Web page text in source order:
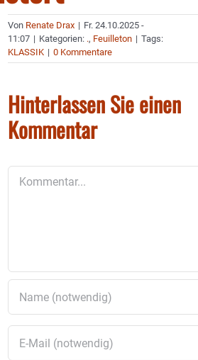
Von Renate Drax | Fr. 24.10.2025 -
11:07 | Kategorien: ., Feuilleton | Tags:
KLASSIK | 0 Kommentare
Hinterlassen Sie einen
Kommentar